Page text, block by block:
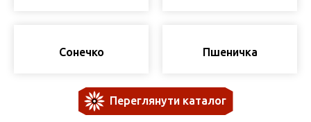
Сонечко Пшеничка
Переглянути каталог